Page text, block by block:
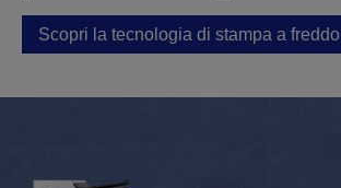
Scopri la tecnologia di stampa a freddo